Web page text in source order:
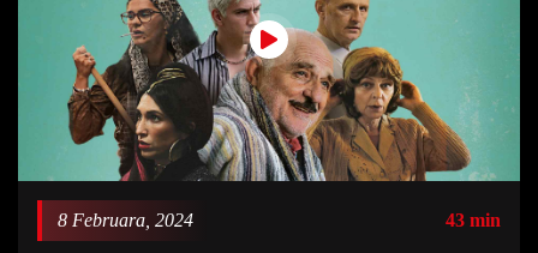
8 Februara, 2024 43 min